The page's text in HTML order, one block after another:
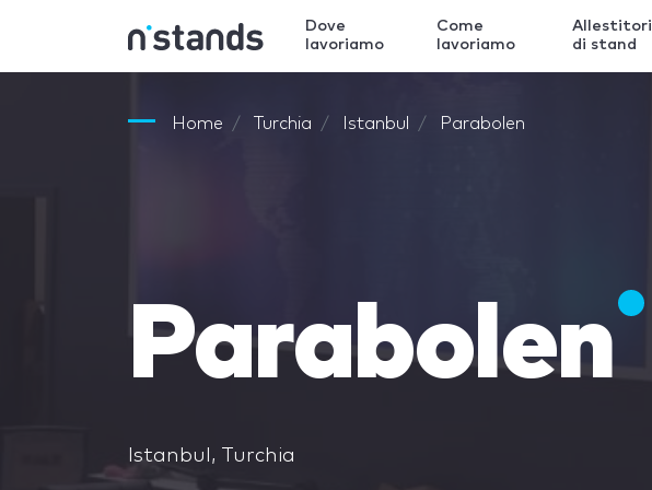
Dove
lavoriamo
Come
lavoriamo
Allestitori
di stand
Home Turchia Istanbul Parabolen
Parabolen
Istanbul, Turchia